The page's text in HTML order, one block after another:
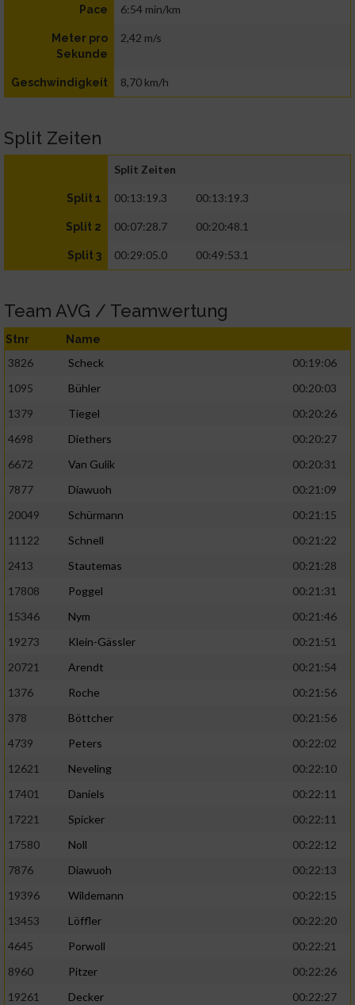
Pace 6:54 min/km
Meter pro
Sekunde
2,42 m/s
Geschwindigkeit 8,70 km/h
Split Zeiten
Split Zeiten
Split 1 00:13:19.3 00:13:19.3
Split 2 00:07:28.7 00:20:48.1
Split 3 00:29:05.0 00:49:53.1
Team AVG / Teamwertung
Stnr Name
3826 Scheck
00:19:06
1095
Bühler
00:20:03
1379
Tiegel
00:20:26
4698
Diethers
00:20:27
6672
Van Gulik
00:20:31
7877
Diawuoh
00:21:09
20049
Schürmann
00:21:15
11122
Schnell
00:21:22
2413
Stautemas
00:21:28
17808
Poggel
00:21:31
15346
Nym
00:21:46
19273
Klein-Gässler
00:21:51
20721
Arendt
00:21:54
1376
Roche
00:21:56
378
Böttcher
00:21:56
4739
Peters
00:22:02
12621
Neveling
00:22:10
17401
Daniels
00:22:11
17221
Spicker
00:22:11
17580
Noll
00:22:12
7876
Diawuoh
00:22:13
19396
Wildemann
00:22:15
13453
Löffler
00:22:20
4645
Porwoll
00:22:21
8960
Pitzer
00:22:26
19261
Decker
00:22:27